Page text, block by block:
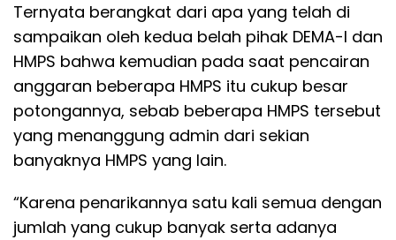
Ternyata berangkat dari apa yang telah di
sampaikan oleh kedua belah pihak DEMA-I dan
HMPS bahwa kemudian pada saat pencairan
anggaran beberapa HMPS itu cukup besar
potongannya, sebab beberapa HMPS tersebut
yang menanggung admin dari sekian
banyaknya HMPS yang lain.
“Karena penarikannya satu kali semua dengan
jumlah yang cukup banyak serta adanya